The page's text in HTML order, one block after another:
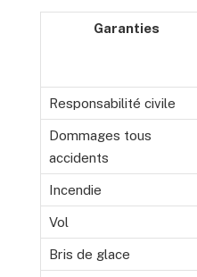
Garanties
Responsabilité civile
Dommages tous
accidents
Incendie
Vol
Bris de glace